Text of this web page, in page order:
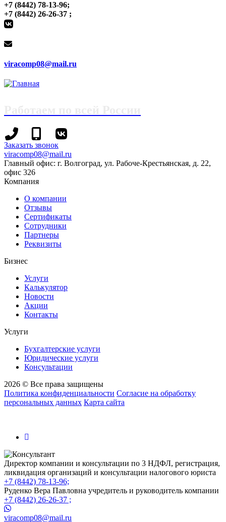
+7 (8442) 78-13-96;
+7 (8442) 26-26-37 ;
viracomp08@mail.ru
+7
(8442)
78-
13-
96
+7
(995)
695-
70-
99
Заказать звонок
viracomp08@mail.ru
Главный офис: г. Волгоград, ул. Рабоче-Крестьянская, д. 22,
офис 326
Компания
О компании
Отзывы
Сертификаты
Сотрудники
Партнеры
Реквизиты
Бизнес
Услуги
Калькулятор
Новости
Акции
Контакты
Услуги
Бухгалтерские услуги
Юридические услуги
Консультации
2026 © Все права защищены
Политика конфиденциальности Согласие на обработку
персональных данных Карта сайта
Директор компании и консультации по 3 НДФЛ, регистрация,
ликвидация организаций и консультации налогового юриста
+7 (8442) 78-13-96;
Руденко Вера Павловна учредитель и руководитель компании
+7 (8442) 26-26-37 ;
viracomp08@mail.ru